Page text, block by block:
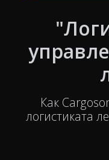
Как
логистиката